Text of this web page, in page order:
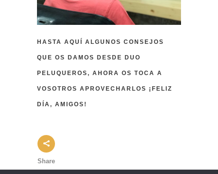
HASTA AQUÍ ALGUNOS CONSEJOS
QUE OS DAMOS DESDE DUO
PELUQUEROS, AHORA OS TOCA A
VOSOTROS APROVECHARLOS ¡FELIZ
DÍA, AMIGOS!
Share